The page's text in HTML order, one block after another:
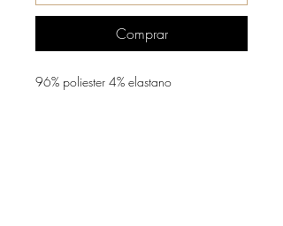
Comprar
96% poliester 4% elastano